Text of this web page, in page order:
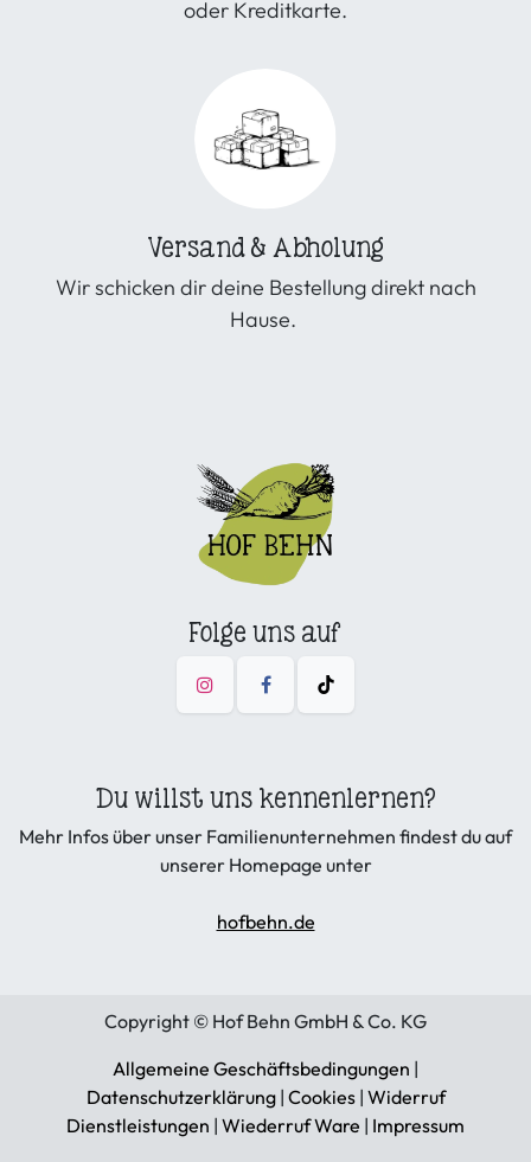
oder Kreditkarte.
Versand & Abholung
Wir schicken dir deine Bestellung direkt nach
Hause.
Folge uns auf
Du willst uns kennenlernen?
Mehr Infos über unser Familienunternehmen findest du auf
unserer Homepage unter
hofbehn.de
Copyright © Hof Behn GmbH & Co. KG
Allgemeine Geschäftsbedingungen |
Datenschutzerklärung| Cookies| Widerruf
Dienstleistungen | Wiederruf Ware | Impressum